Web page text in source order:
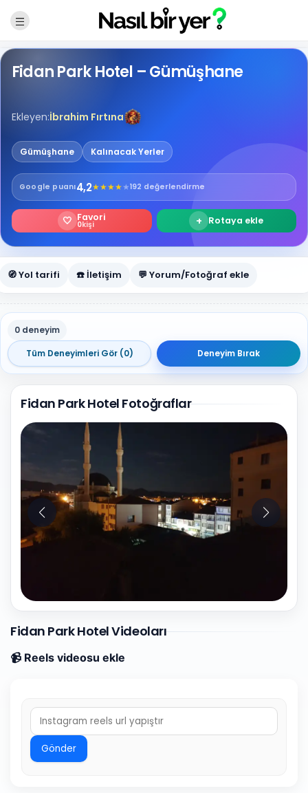
Fidan Park Hotel – Gümüşhane
Ekleyen:İbrahim Fırtına
Gümüşhane Kalınacak Yerler
Google puanı4,2★★★★★192 değerlendirme
🤍 Favori
0kişi + Rotaya ekle
🧭 Yol tarifi ☎️ İletişim 💬 Yorum/Fotoğraf ekle
0 deneyim
Tüm Deneyimleri Gör (0)
Deneyim Bırak
Fidan Park Hotel Fotoğraflar
Fotoğraf
Fidan Park Hotel Videoları
📹 Reels videosu ekle
Gönder